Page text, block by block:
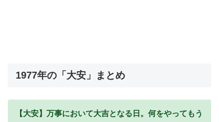
1977年の「大安」まとめ
【大安】万事において大吉となる日。何をやってもう